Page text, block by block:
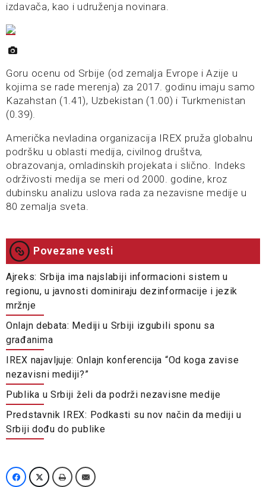
izdavača, kao i udruženja novinara.
Goru ocenu od Srbije (od zemalja Evrope i Azije u
kojima se rade merenja) za 2017. godinu imaju samo
Kazahstan (1.41), Uzbekistan (1.00) i Turkmenistan
(0.39).
Američka nevladina organizacija IREX pruža globalnu
podršku u oblasti medija, civilnog društva,
obrazovanja, omladinskih projekata i slično. Indeks
održivosti medija se meri od 2000. godine, kroz
dubinsku analizu uslova rada za nezavisne medije u
80 zemalja sveta.
Povezane vesti
Ajreks: Srbija ima najslabiji informacioni sistem u
regionu, u javnosti dominiraju dezinformacije i jezik
mržnje
Onlajn debata: Mediji u Srbiji izgubili sponu sa
građanima
IREX najavljuje: Onlajn konferencija “Od koga zavise
nezavisni mediji?”
Publika u Srbiji želi da podrži nezavisne medije
Predstavnik IREX: Podkasti su nov način da mediji u
Srbiji dođu do publike